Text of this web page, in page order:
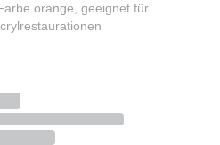
orange, geeignet für